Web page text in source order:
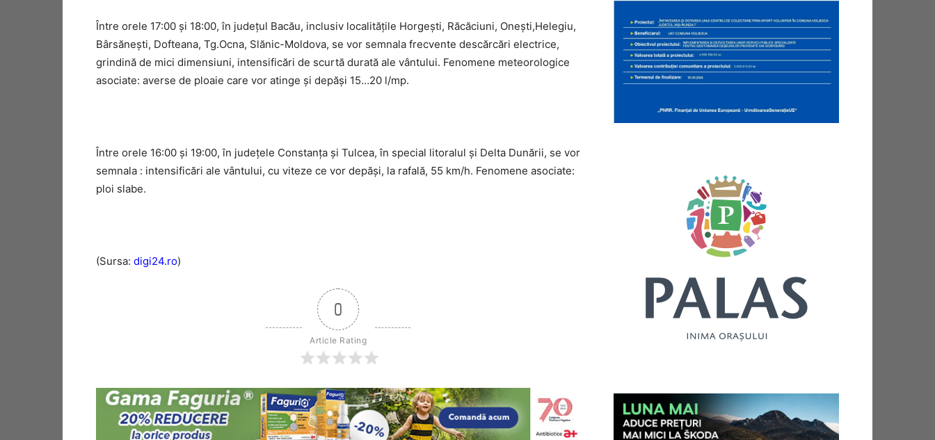
Între orele 17:00 și 18:00, în județul Bacău, inclusiv localitățile Horgești, Răcăciuni, Onești,Helegiu,
Bârsănești, Dofteana, Tg.Ocna, Slănic-Moldova, se vor semnala frecvente descărcări electrice,
grindină de mici dimensiuni, intensificări de scurtă durată ale vântului. Fenomene meteorologice
asociate: averse de ploaie care vor atinge și depăși 15…20 l/mp.
Între orele 16:00 și 19:00, în judeţele Constanţa şi Tulcea, în special litoralul şi Delta Dunării, se vor
semnala : intensificări ale vântului, cu viteze ce vor depăși, la rafală, 55 km/h. Fenomene asociate:
ploi slabe.
(Sursa: digi24.ro)
0
Article Rating